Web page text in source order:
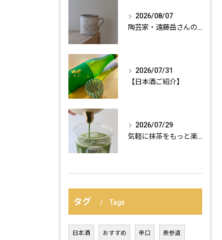
2026/08/07
陶芸家・遠藤岳さんの作品が届きました。
2026/07/31
【日本酒ご紹介】
2026/07/29
気軽に抹茶をもっと楽しむ、おすすめの飲み方の紹介:
タグ Tags
日本酒 おすすめ 辛口 表参道